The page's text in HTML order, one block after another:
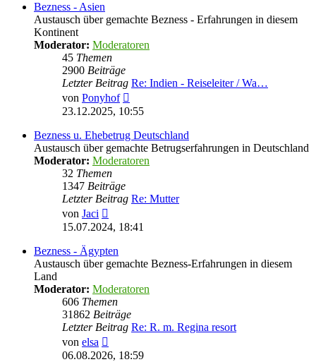
Bezness - Asien
Austausch über gemachte Bezness - Erfahrungen in diesem
Kontinent
Moderator: Moderatoren
45 Themen
2900 Beiträge
Letzter Beitrag Re: Indien - Reiseleiter / Wa…
von Ponyhof
Beitrag
23.12.2025, 10:55
Bezness u. Ehebetrug Deutschland
Austausch über gemachte Betrugserfahrungen in Deutschland
Moderator: Moderatoren
32 Themen
1347 Beiträge
Letzter Beitrag Re: Mutter
von Jaci
Beitrag
15.07.2024, 18:41
Bezness - Ägypten
Austausch über gemachte Bezness-Erfahrungen in diesem
Land
Moderator: Moderatoren
606 Themen
31862 Beiträge
Letzter Beitrag Re: R. m. Regina resort
von elsa
Beitrag
06.08.2026, 18:59